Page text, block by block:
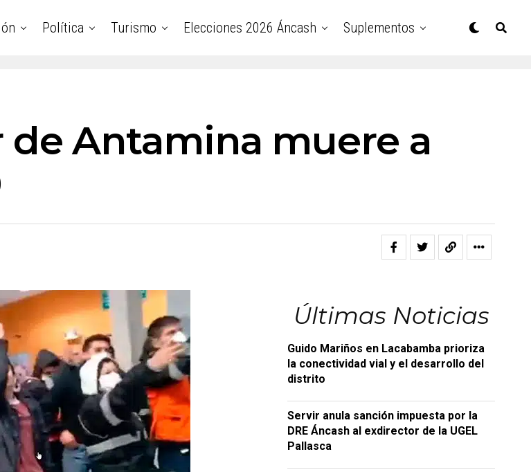
Política Turismo Elecciones 2026 Áncash Suplementos
de Antamina muere a
Últimas Noticias
Guido Mariños en Lacabamba prioriza
la conectividad vial y el desarrollo del
distrito
Servir anula sanción impuesta por la
DRE Áncash al exdirector de la UGEL
Pallasca